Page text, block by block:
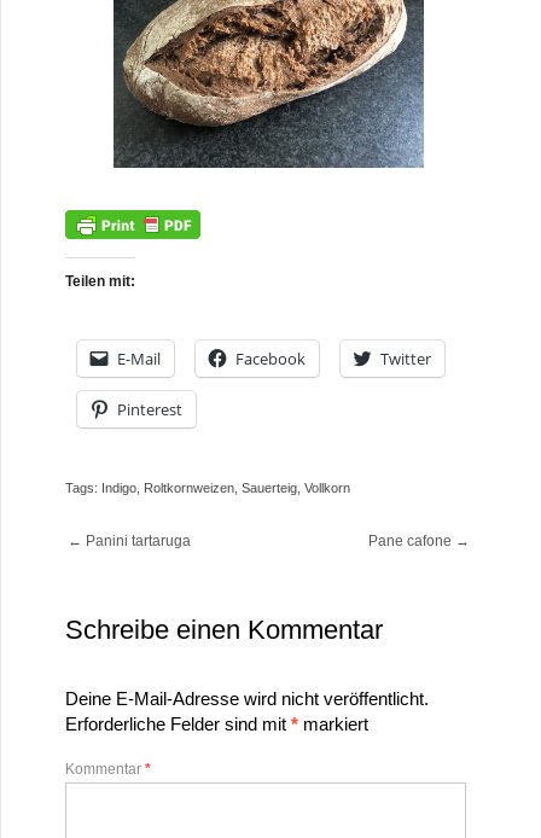
Teilen mit:
E-Mail Facebook Twitter
Pinterest
Tags: Indigo, Roltkornweizen, Sauerteig, Vollkorn
Pane cafone →
← Panini tartaruga
Schreibe einen Kommentar
Deine E-Mail-Adresse wird nicht veröffentlicht.
Erforderliche Felder sind mit *markiert
Kommentar *